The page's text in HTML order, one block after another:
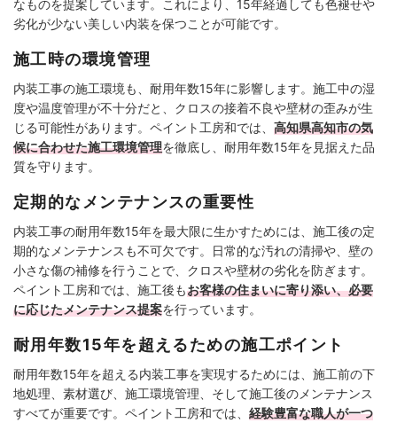
なものを提案しています。これにより、15年経過しても色褪せや
劣化が少ない美しい内装を保つことが可能です。
施工時の環境管理
内装工事の施工環境も、耐用年数15年に影響します。施工中の湿
度や温度管理が不十分だと、クロスの接着不良や壁材の歪みが生
じる可能性があります。ペイント工房和では、 高知県高知市の気
候に合わせた施工環境管理を徹底し、耐用年数15年を見据えた品
質を守ります。
定期的なメンテナンスの重要性
内装工事の耐用年数15年を最大限に生かすためには、施工後の定
期的なメンテナンスも不可欠です。日常的な汚れの清掃や、壁の
小さな傷の補修を行うことで、クロスや壁材の劣化を防ぎます。
ペイント工房和では、施工後もお客様の住まいに寄り添い、必要
に応じたメンテナンス提案を行っています。
耐用年数15年を超えるための施工ポイント
耐用年数15年を超える内装工事を実現するためには、施工前の下
地処理、素材選び、施工環境管理、そして施工後のメンテナンス
すべてが重要です。ペイント工房和では、 経験豊富な職人が一つ